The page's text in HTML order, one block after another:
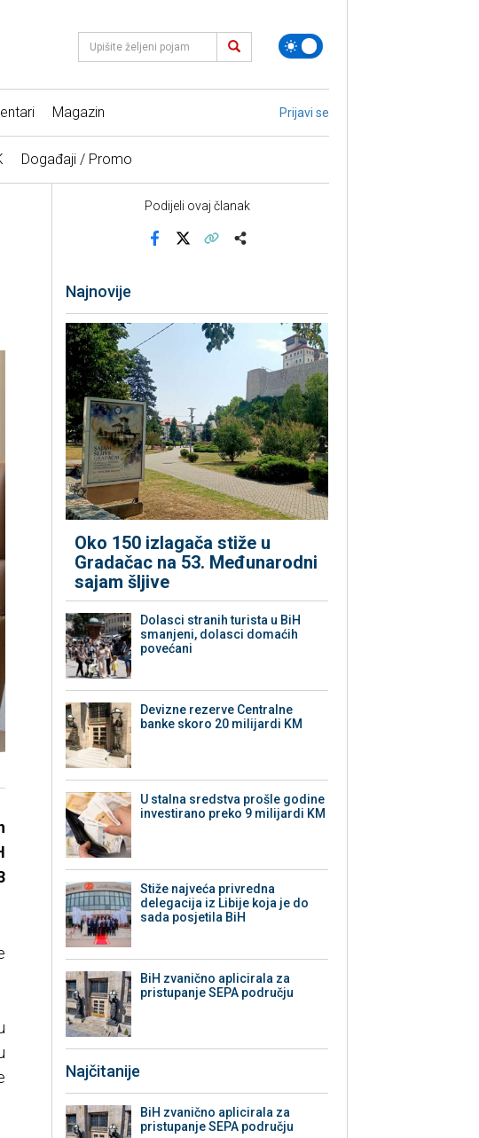
Magazin Prijavi se
Događaji / Promo
Podijeli ovaj članak
Najnovije
Oko 150 izlagača stiže u
Gradačac na 53. Međunarodni
sajam šljive
Dolasci stranih turista u BiH
smanjeni, dolasci domaćih
povećani
Devizne rezerve Centralne
banke skoro 20 milijardi KM
U stalna sredstva prošle godine
investirano preko 9 milijardi KM
Stiže najveća privredna
delegacija iz Libije koja je do
sada posjetila BiH
BiH zvanično aplicirala za
pristupanje SEPA području
Najčitanije
BiH zvanično aplicirala za
pristupanje SEPA području